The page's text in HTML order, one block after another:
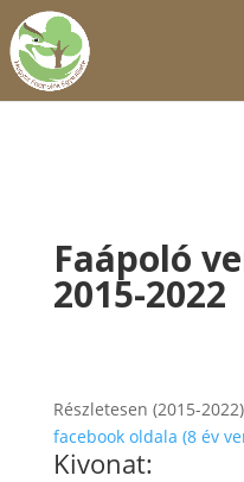
Faápoló
2015-2022
Részletesen (2015-
facebook oldala (8 év
Kivonat: